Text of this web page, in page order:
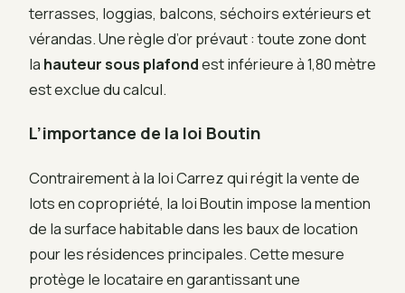
terrasses, loggias, balcons, séchoirs extérieurs et
vérandas. Une règle d’or prévaut : toute zone dont
la hauteur sous plafondest inférieure à 1,80 mètre
est exclue du calcul.
L’importance de la loi Boutin
Contrairement à la loi Carrez qui régit la vente de
lots en copropriété, la loi Boutin impose la mention
de la surface habitable dans les baux de location
pour les résidences principales. Cette mesure
protège le locataire en garantissant une